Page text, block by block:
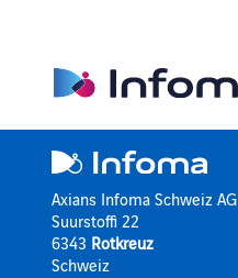
Axians Infoma Schweiz AG
Suurstoffi 22
6343 Rotkreuz
Schweiz